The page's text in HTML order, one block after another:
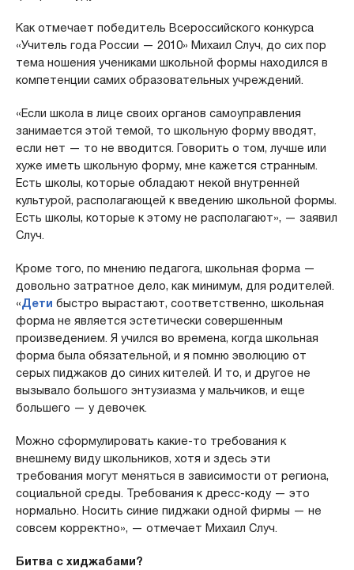
Как отмечает победитель Всероссийского конкурса
«Учитель года России — 2010» Михаил Случ, до сих пор
тема ношения учениками школьной формы находился в
компетенции самих образовательных учреждений.
«Если школа в лице своих органов самоуправления
занимается этой темой, то школьную форму вводят,
если нет — то не вводится. Говорить о том, лучше или
хуже иметь школьную форму, мне кажется странным.
Есть школы, которые обладают некой внутренней
культурой, располагающей к введению школьной формы.
Есть школы, которые к этому не располагают», — заявил
Случ.
Кроме того, по мнению педагога, школьная форма —
довольно затратное дело, как минимум, для родителей.
«Дети быстро вырастают, соответственно, школьная
форма не является эстетически совершенным
произведением. Я учился во времена, когда школьная
форма была обязательной, и я помню эволюцию от
серых пиджаков до синих кителей. И то, и другое не
вызывало большого энтузиазма у мальчиков, и еще
большего — у девочек.
Можно сформулировать какие-то требования к
внешнему виду школьников, хотя и здесь эти
требования могут меняться в зависимости от региона,
социальной среды. Требования к дресс-коду — это
нормально. Носить синие пиджаки одной фирмы — не
совсем корректно», — отмечает Михаил Случ.
Битва с хиджабами?